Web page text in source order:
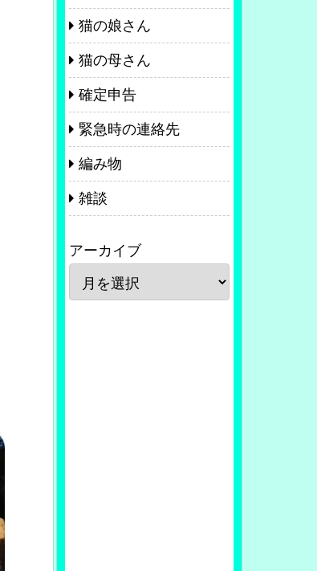
猫の娘さん
猫の母さん
確定申告
緊急時の連絡先
編み物
雑談
アーカイブ